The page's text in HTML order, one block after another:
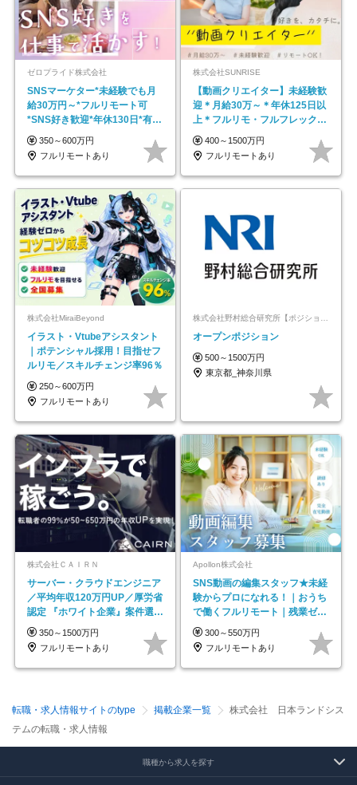
ゼロプライド株式会社
SNSマーケター*未経験でも月
給30万円～*フルリモート可
*SNS好き歓迎*年休130日*有休
取得率100%
350～600万円
フルリモートあり
株式会社SUNRISE
【動画クリエイター】未経験歓
迎＊月給30万～＊年休125日以
上＊フルリモ・フルフレックス
◆10名の採用が決定◆
400～1500万円
フルリモートあり
株式会社MiraiBeyond
イラスト・Vtubeアシスタント
｜ポテンシャル採用！目指せフ
ルリモ／スキルチェンジ率96％
250～600万円
フルリモートあり
株式会社野村総合研究所【ポジションマッチ登録】
オープンポジション
500～1500万円
東京都_神奈川県
株式会社ＣＡＩＲＮ
サーバー・クラウドエンジニア
／平均年収120万円UP／厚労省
認定 『ホワイト企業』案件選択
制度／年休129日
350～1500万円
フルリモートあり
Apollon株式会社
SNS動画の編集スタッフ★未経
験からプロになれる！｜おうち
で働くフルリモート｜残業ゼロ
で18時退勤◎
300～550万円
フルリモートあり
転職・求人情報サイトのtype 掲載企業一覧
株式会社 日本ランドシス
テムの転職・求人情報
職種から求人を探す